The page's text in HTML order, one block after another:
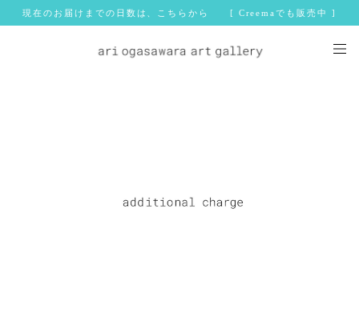
現在のお届けまでの日数は、こちらから [ Creemaでも販売中 ]